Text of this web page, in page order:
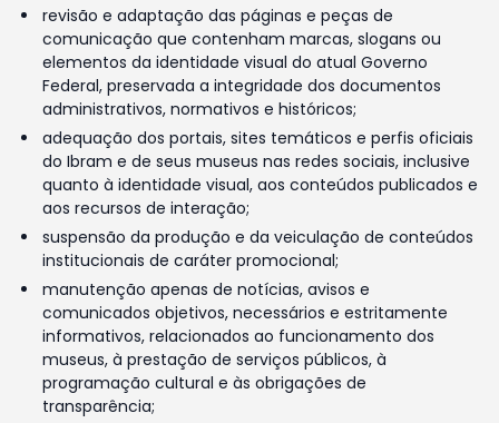
revisão e adaptação das páginas e peças de
comunicação que contenham marcas, slogans ou
elementos da identidade visual do atual Governo
Federal, preservada a integridade dos documentos
administrativos, normativos e históricos;
adequação dos portais, sites temáticos e perfis oficiais
do Ibram e de seus museus nas redes sociais, inclusive
quanto à identidade visual, aos conteúdos publicados e
aos recursos de interação;
suspensão da produção e da veiculação de conteúdos
institucionais de caráter promocional;
manutenção apenas de notícias, avisos e
comunicados objetivos, necessários e estritamente
informativos, relacionados ao funcionamento dos
museus, à prestação de serviços públicos, à
programação cultural e às obrigações de
transparência;